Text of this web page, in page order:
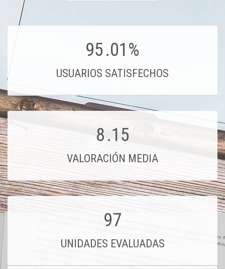
95.01%
USUARIOS SATISFECHOS
8.15
VALORACIÓN MEDIA
97
UNIDADES EVALUADAS